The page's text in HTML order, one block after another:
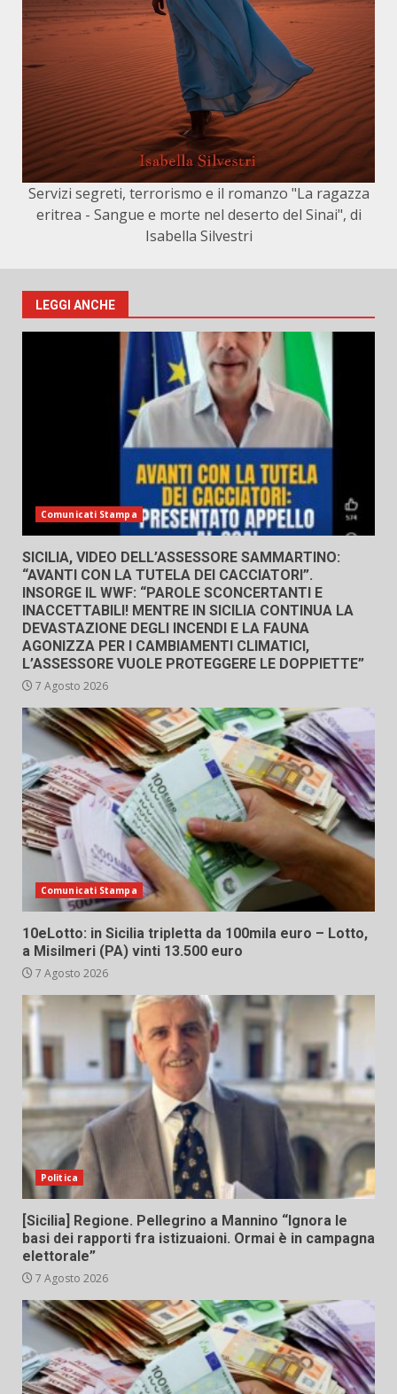
Servizi segreti, terrorismo e il romanzo "La ragazza
eritrea - Sangue e morte nel deserto del Sinai", di
Isabella Silvestri
LEGGI ANCHE
Comunicati Stampa
SICILIA, VIDEO DELL’ASSESSORE SAMMARTINO:
“AVANTI CON LA TUTELA DEI CACCIATORI”.
INSORGE IL WWF: “PAROLE SCONCERTANTI E
INACCETTABILI! MENTRE IN SICILIA CONTINUA LA
DEVASTAZIONE DEGLI INCENDI E LA FAUNA
AGONIZZA PER I CAMBIAMENTI CLIMATICI,
L’ASSESSORE VUOLE PROTEGGERE LE DOPPIETTE”
7 Agosto 2026
Comunicati Stampa
10eLotto: in Sicilia tripletta da 100mila euro – Lotto,
a Misilmeri (PA) vinti 13.500 euro
7 Agosto 2026
Politica
[Sicilia] Regione. Pellegrino a Mannino “Ignora le
basi dei rapporti fra istizuaioni. Ormai è in campagna
elettorale”
7 Agosto 2026